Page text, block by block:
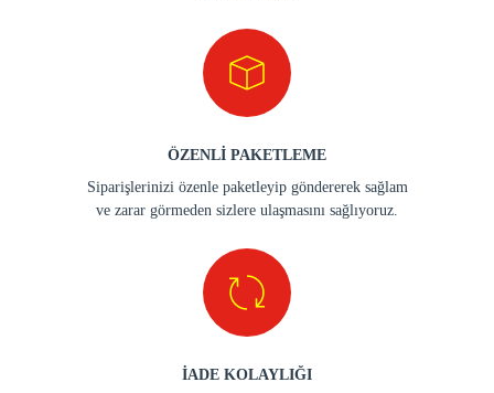
ÖZENLİ PAKETLEME
Siparişlerinizi özenle paketleyip göndererek sağlam
ve zarar görmeden sizlere ulaşmasını sağlıyoruz.
İADE KOLAYLIĞI